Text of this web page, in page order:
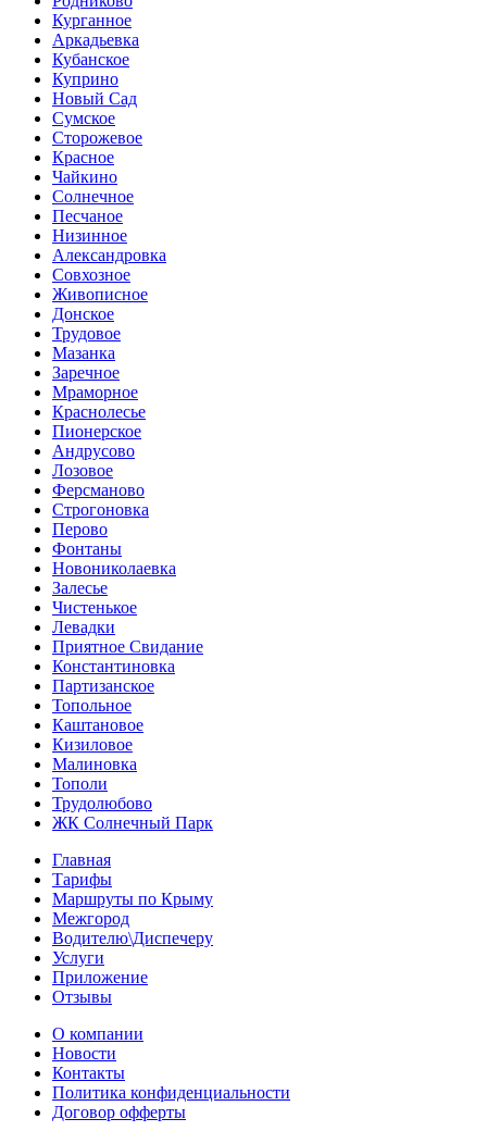
Курганное
Аркадьевка
Кубанское
Куприно
Новый Сад
Сумское
Сторожевое
Красное
Чайкино
Солнечное
Песчаное
Низинное
Александровка
Совхозное
Живописное
Донское
Трудовое
Мазанка
Заречное
Мраморное
Краснолесье
Пионерское
Андрусово
Лозовое
Ферсманово
Строгоновка
Перово
Фонтаны
Новониколаевка
Залесье
Чистенькое
Левадки
Приятное Свидание
Константиновка
Партизанское
Топольное
Каштановое
Кизиловое
Малиновка
Тополи
Трудолюбово
ЖК Солнечный Парк
Главная
Тарифы
Маршруты по Крыму
Межгород
Водителю\Диспечеру
Услуги
Приложение
Отзывы
О компании
Новости
Контакты
Политика конфиденциальности
Договор офферты